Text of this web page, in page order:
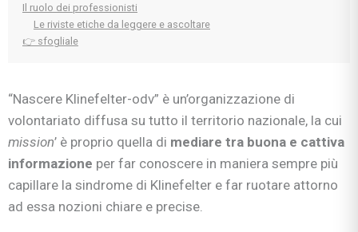
Il ruolo dei professionisti
Le riviste etiche da leggere e ascoltare
👉 sfogliale
“Nascere Klinefelter-odv” è un’organizzazione di
volontariato diffusa su tutto il territorio nazionale, la cui
mission’ è proprio quella di mediare tra buona e cattiva
informazione per far conoscere in maniera sempre più
capillare la sindrome di Klinefelter e far ruotare attorno
ad essa nozioni chiare e precise.